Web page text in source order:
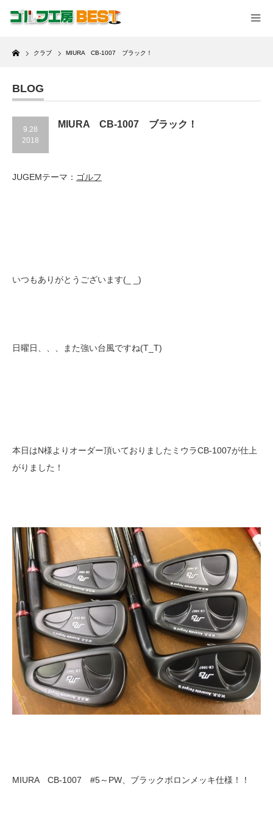
Home
クラブ MIURA CB-1007 ブラック！
BLOG
9.28
2018
MIURA CB-1007 ブラック！
JUGEMテーマ： ゴルフ
いつもありがとうございます(_ _)
日曜日、、、また強い台風ですね(T_T)
本日はN様よりオーダー頂いておりましたミウラCB-1007が仕上
がりました！
MIURA CB-1007 #5～PW、ブラックボロンメッキ仕様！！